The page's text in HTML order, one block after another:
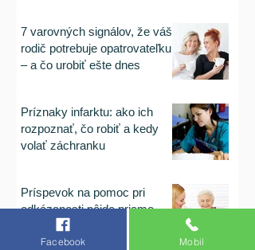
7 varovných signálov, že váš
rodič potrebuje opatrovateľku
– a čo urobiť ešte dnes
Príznaky infarktu: ako ich
rozpoznať, čo robiť a kedy
volať záchranku
Príspevok na pomoc pri
odkázanosti pôjde priamo
odkázanej osobe, zákon
schválený.
Facebook Mobil